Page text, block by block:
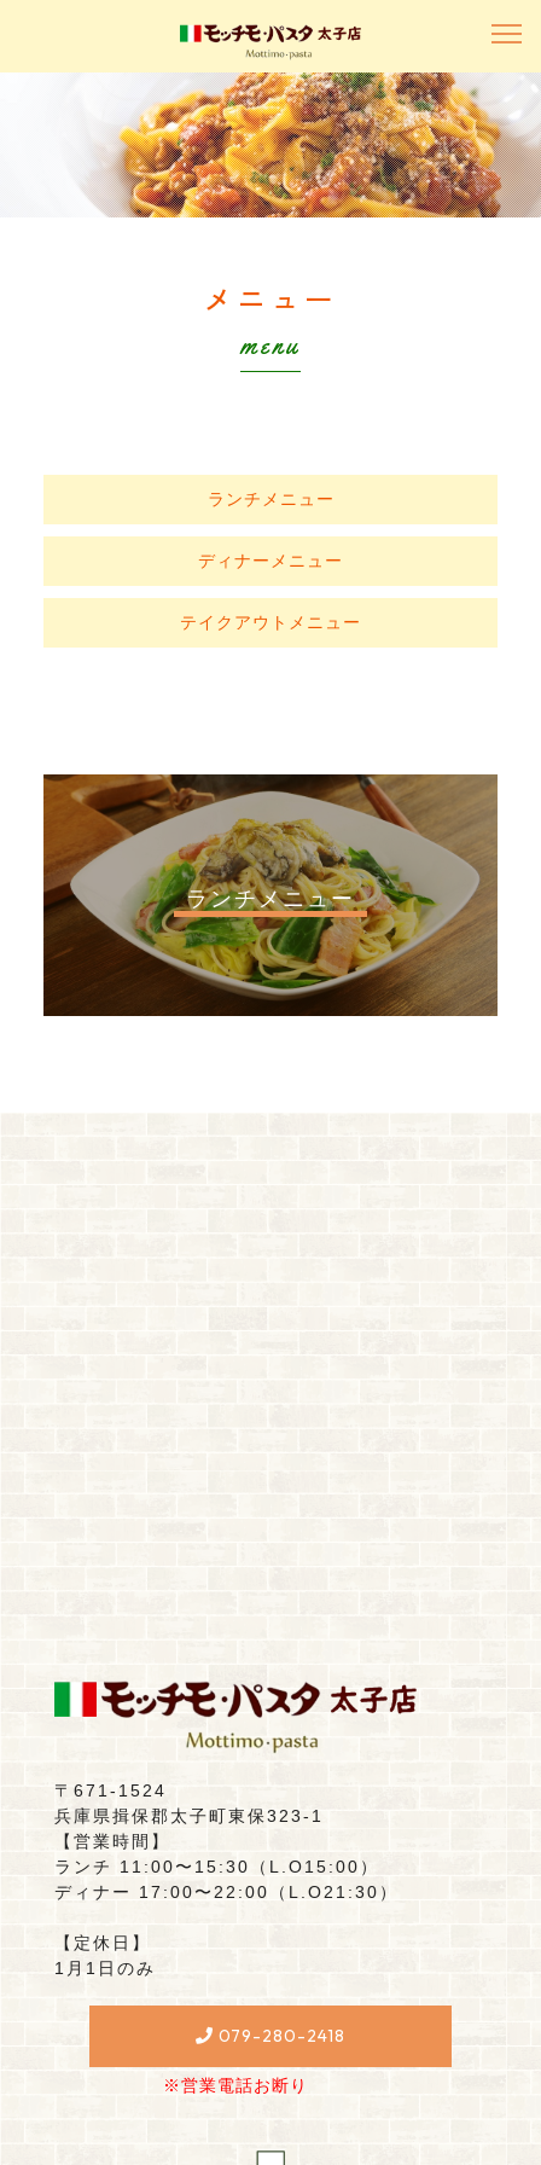
メニュー
menu
ランチメニュー
ディナーメニュー
テイクアウトメニュー
ランチメニュー
〒671-1524
兵庫県揖保郡太子町東保323-1
【営業時間】
ランチ 11:00〜15:30（L.O15:00）
ディナー 17:00〜22:00（L.O21:30）
【定休日】
1月1日のみ
079-280-2418
※営業電話お断り